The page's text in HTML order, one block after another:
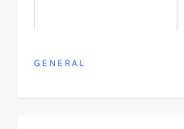
GENERAL